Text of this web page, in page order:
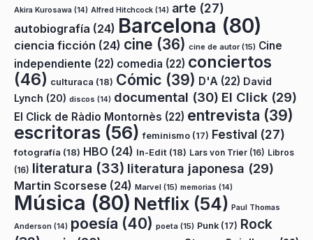
Akira Kurosawa (14) Alfred Hitchcock (14) arte (27)
autobiografía (24) Barcelona (80)
ciencia ficción (24) cine (36) cine de autor(15) Cine
independiente (22) comedia (22) conciertos
(46) culturaca (18) Cómic (39) D'A (22) David
Lynch (20) discos (14) documental (30) El Click (29)
El Click de Ràdio Montornès (22) entrevista (39)
escritoras (56) feminismo (17) Festival (27)
fotografía (18) HBO (24) In-Edit (18) Lars von Trier (16) Libros
(16) literatura (33) literatura japonesa (29)
Martin Scorsese (24) Marvel (15) memorias (14)
Música (80) Netflix (54) Paul Thomas
Anderson (14) poesía (40) poeta (15) Punk (17) Rock